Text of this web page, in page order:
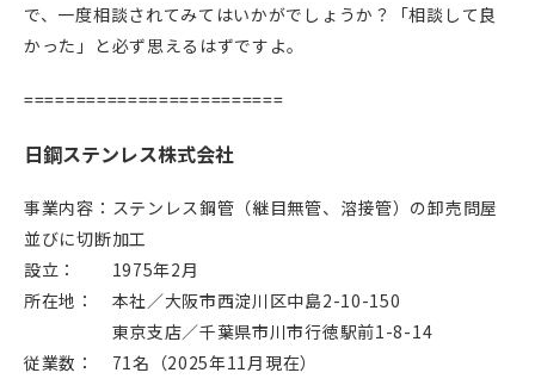
で、一度相談されてみてはいかがでしょうか？「相談して良
かった」と必ず思えるはずですよ。
=========================
日鋼ステンレス株式会社
事業内容：ステンレス鋼管（継目無管、溶接管）の卸売問屋
並びに切断加工
設立： 1975年2月
所在地： 本社／大阪市西淀川区中島2-10-150
東京支店／千葉県市川市行徳駅前1-8-14
従業数： 71名（2025年11月現在）